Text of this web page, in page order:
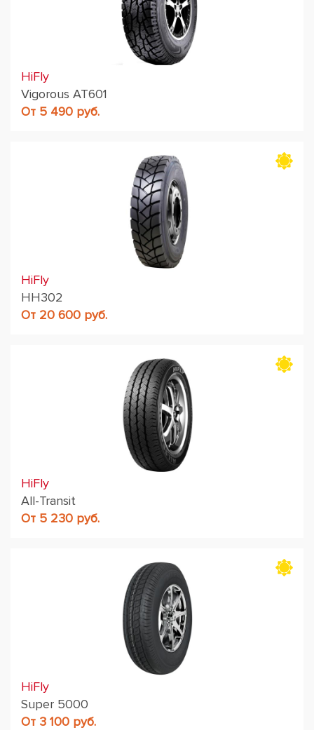
HiFly
Vigorous AT601
От 5 490 руб.
HiFly
HH302
От 20 600 руб.
HiFly
All-Transit
От 5 230 руб.
HiFly
Super 5000
От 3 100 руб.